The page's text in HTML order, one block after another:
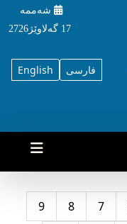
شه‌ممه‌
17 گه‌لاوێژ2726
English فارسی
7
8
9